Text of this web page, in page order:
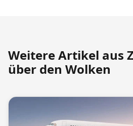
Weitere Artikel aus
über den Wolken